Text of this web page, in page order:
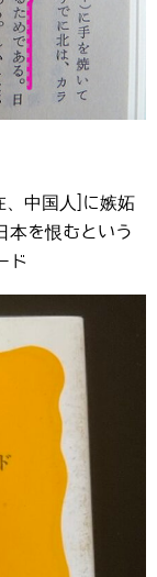
、中国人]に嫉妬
本を恨むという
ド